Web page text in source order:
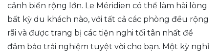
cảnh biển rộng lớn. Le Méridien có thể làm hài lòng
bất kỳ du khách nào, với tất cả các phòng đều rộng
rãi và được trang bị các tiện nghi tối tân nhất để
đảm bảo trải nghiệm tuyệt vời cho bạn. Một kỳ nghỉ